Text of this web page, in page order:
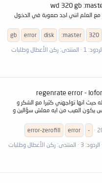
العلم انني اجد صعوبة في الدخول
320
:master
disk
error
gb
الردود: 1 المنتدى: ركن الأعطال وطلبات
حيث انها تواجهني كثيرا مع الشكر و
يكون العيب من ايه معلش سؤالين و
-
error
error-zerofill
الردود: 3 المنتدى: ركن الأعطال وطلبات